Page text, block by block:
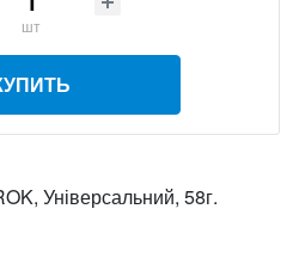
шт
Універсальний, 58г.